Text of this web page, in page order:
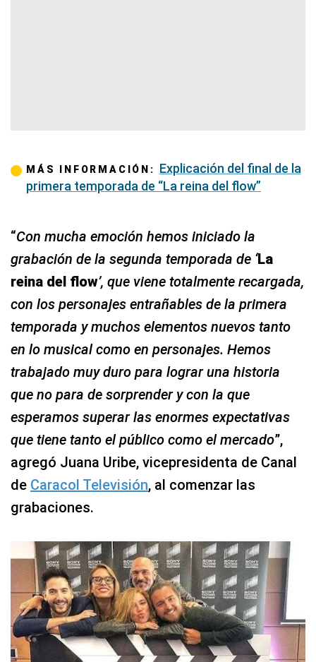
MÁS INFORMACIÓN: Explicación del final de la
primera temporada de “La reina del flow”
“Con mucha emoción hemos iniciado la
grabación de la segunda temporada de ‘La
reina del flow’, que viene totalmente recargada,
con los personajes entrañables de la primera
temporada y muchos elementos nuevos tanto
en lo musical como en personajes. Hemos
trabajado muy duro para lograr una historia
que no para de sorprender y con la que
esperamos superar las enormes expectativas
que tiene tanto el público como el mercado”,
agregó Juana Uribe, vicepresidenta de Canal
de Caracol Televisión, al comenzar las
grabaciones.